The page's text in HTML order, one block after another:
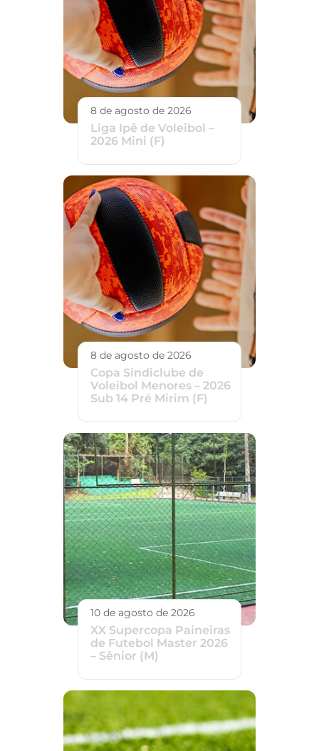
8 de agosto de 2026
Liga Ipê de Voleibol –
2026 Mini (F)
8 de agosto de 2026
Copa Sindiclube de
Voleibol Menores – 2026
Sub 14 Pré Mirim (F)
10 de agosto de 2026
XX Supercopa Paineiras
de Futebol Master 2026
– Sênior (M)